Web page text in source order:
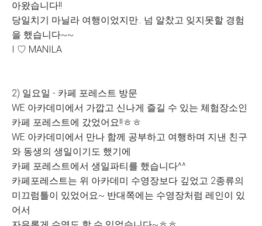
아왔습니다!!
당일치기 마닐라 여행이었지만.. 넘 알찼고 잊지못할 경험
을 했습니다~~
I ♡ MANILA
2) 일요일 - 카페 포레스트 방문
WE 아카데미에서 가깝고 신나게 즐길 수 있는 체험장소인
카페 포레스트에 갔었어요!!ㅎㅎ
WE 아카데미에서 만나 함께 공부하고 여행하며 지낸 친구
와 동생의 생일이기도 했기에
카페 포레스트에서 생일파티를 했습니다^^
카페포레스트는 위 아카데미 수영장보다 깊었고 2종류의
미끄럼틀이 있었어요~ 반대쪽에는 수영장처럼 레인이 있
어서